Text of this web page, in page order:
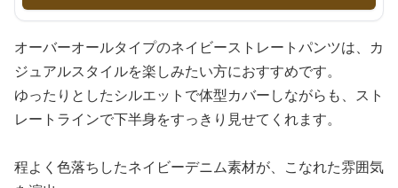
オーバーオールタイプのネイビーストレートパンツは、カ
ジュアルスタイルを楽しみたい方におすすめです。
ゆったりとしたシルエットで体型カバーしながらも、スト
レートラインで下半身をすっきり見せてくれます。
程よく色落ちしたネイビーデニム素材が、こなれた雰囲気